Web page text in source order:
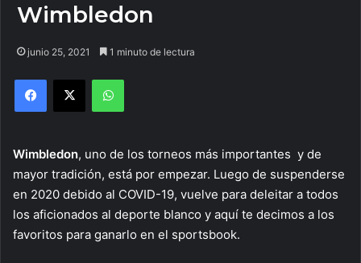
Wimbledon
junio 25, 2021 1 minuto de lectura
Facebook
X WhatsApp
Wimbledon, uno de los torneos más importantes y de
mayor tradición, está por empezar. Luego de suspenderse
en 2020 debido al COVID-19, vuelve para deleitar a todos
los aficionados al deporte blanco y aquí te decimos a los
favoritos para ganarlo en el sportsbook.